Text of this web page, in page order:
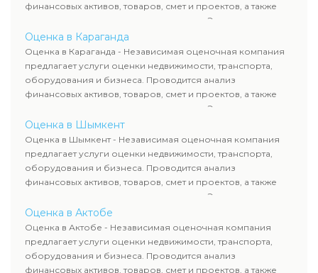
финансовых активов, товаров, смет и проектов, а также
оценка животных и недропользования. Эксперты
определяют рыночную стоимость имущества и
рассчитывают ущерб. Все отчеты соответствуют
требованиям законодательства и используются для
сделок, кредитования и судебных процессов.
Оценка в Караганда
Оценка в Караганда - Независимая оценочная компания
предлагает услуги оценки недвижимости, транспорта,
оборудования и бизнеса. Проводится анализ
финансовых активов, товаров, смет и проектов, а также
оценка животных и недропользования. Эксперты
определяют рыночную стоимость имущества и
рассчитывают ущерб. Все отчеты соответствуют
требованиям законодательства и используются для
сделок, кредитования и судебных процессов.
Оценка в Шымкент
Оценка в Шымкент - Независимая оценочная компания
предлагает услуги оценки недвижимости, транспорта,
оборудования и бизнеса. Проводится анализ
финансовых активов, товаров, смет и проектов, а также
оценка животных и недропользования. Эксперты
определяют рыночную стоимость имущества и
рассчитывают ущерб. Все отчеты соответствуют
требованиям законодательства и используются для
сделок, кредитования и судебных процессов.
Оценка в Актобе
Оценка в Актобе - Независимая оценочная компания
предлагает услуги оценки недвижимости, транспорта,
оборудования и бизнеса. Проводится анализ
финансовых активов, товаров, смет и проектов, а также